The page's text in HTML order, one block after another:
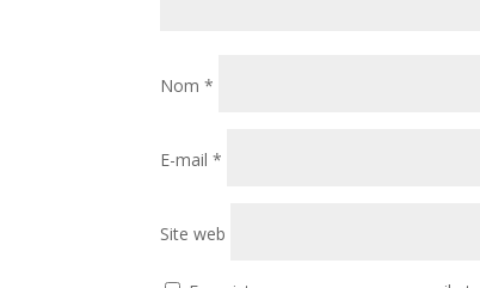
Nom*
E-mail*
Site web